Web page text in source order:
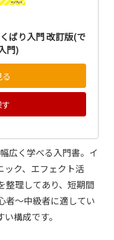
ばり入門 改訂版(で
門)
広く学べる入門書。イ
ック、エフェクト活
整理してあり、短期間
者～中級者に適してい
構成です。